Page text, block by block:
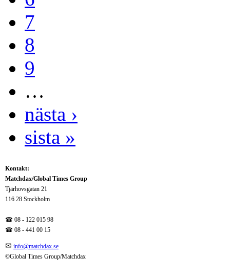
7
8
9
…
nästa ›
sista »
Kontakt:
Matchdax/Global Times Group
Tjärhovsgatan 21
116 28 Stockholm
☎ 08 - 122 015 98
☎ 08 - 441 00 15
✉ info@matchdax.se
©Global Times Group/Matchdax